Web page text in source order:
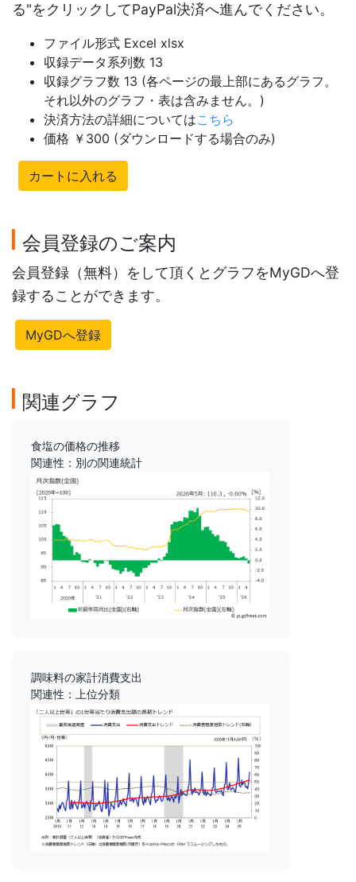
る"をクリックしてPayPal決済へ進んでください。
ファイル形式 Excel xlsx
収録データ系列数 13
収録グラフ数 13 (各ページの最上部にあるグラフ。
それ以外のグラフ・表は含みません。)
決済方法の詳細についてはこちら
価格 ￥300 (ダウンロードする場合のみ)
カートに入れる
会員登録のご案内
会員登録（無料）をして頂くとグラフをMyGDへ登
録することができます。
MyGDへ登録
関連グラフ
食塩の価格の推移
関連性：別の関連統計
調味料の家計消費支出
関連性：上位分類